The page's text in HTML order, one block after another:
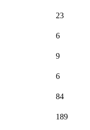
23
6
9
6
84
189